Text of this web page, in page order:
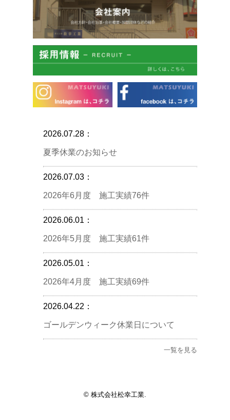
2026.07.28：
夏季休業のお知らせ
2026.07.03：
2026年6月度 施工実績76件
2026.06.01：
2026年5月度 施工実績61件
2026.05.01：
2026年4月度 施工実績69件
2026.04.22：
ゴールデンウィーク休業日について
一覧を見る
© 株式会社松幸工業.